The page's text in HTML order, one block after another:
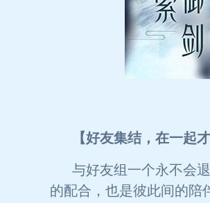
【好友集结，在一起
与好友组一个永不会
的配合，也是彼此间的陪